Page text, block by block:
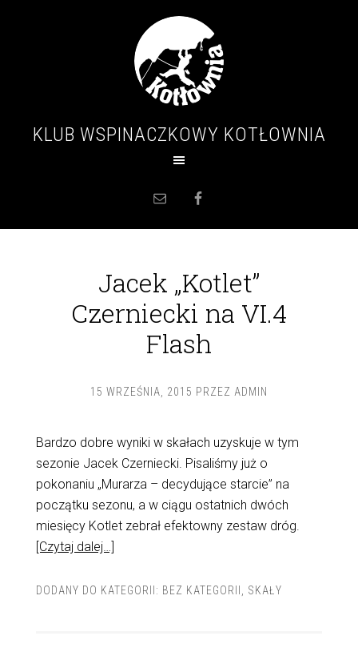
KLUB WSPINACZKOWY KOTŁOWNIA
Jacek „Kotlet”
Czerniecki na VI.4
Flash
15 WRZEŚNIA, 2015 PRZEZ ADMIN
Bardzo dobre wyniki w skałach uzyskuje w tym
sezonie Jacek Czerniecki. Pisaliśmy już o
pokonaniu „Murarza – decydujące starcie” na
początku sezonu, a w ciągu ostatnich dwóch
miesięcy Kotlet zebrał efektowny zestaw dróg.
[Czytaj dalej…]
DODANY DO KATEGORII: BEZ KATEGORII SKAŁY